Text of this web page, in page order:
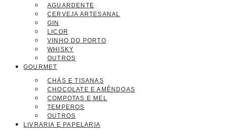
AGUARDENTE
CERVEJA ARTESANAL
GIN
LICOR
VINHO DO PORTO
WHISKY
OUTROS
GOURMET
CHÁS E TISANAS
CHOCOLATE E AMÊNDOAS
COMPOTAS E MEL
TEMPEROS
OUTROS
LIVRARIA E PAPELARIA